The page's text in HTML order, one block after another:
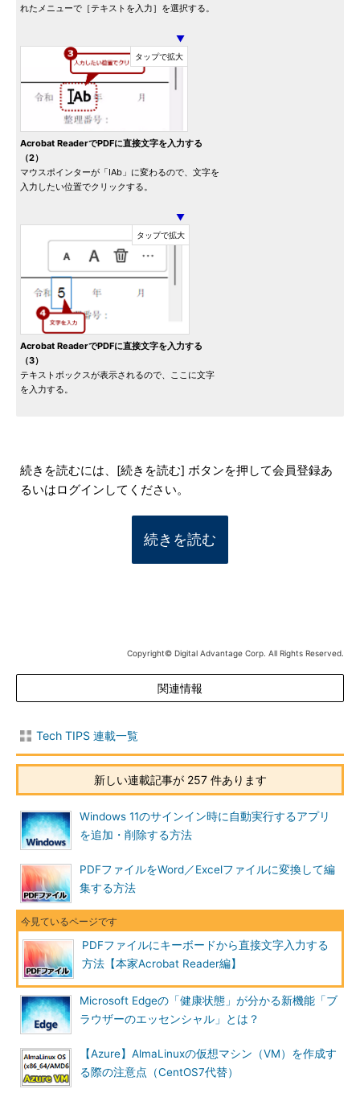
れたメニューで［テキストを入力］を選択する。
▼
Acrobat ReaderでPDFに直接文字を入力する
（2）
マウスポインターが「IAb」に変わるので、文字を
入力したい位置でクリックする。
▼
Acrobat ReaderでPDFに直接文字を入力する
（3）
テキストボックスが表示されるので、ここに文字
を入力する。
続きを読むには、[続きを読む] ボタンを押して会員登録あ
るいはログインしてください。
続きを読む
Copyright© Digital Advantage Corp. All Rights Reserved.
関連情報
Tech TIPS 連載一覧
新しい連載記事が 257 件あります
Windows 11のサインイン時に自動実行するアプリ
を追加・削除する方法
PDFファイルをWord／Excelファイルに変換して編
集する方法
PDFファイルにキーボードから直接文字入力する
方法【本家Acrobat Reader編】
Microsoft Edgeの「健康状態」が分かる新機能「ブ
ラウザーのエッセンシャル」とは？
【Azure】AlmaLinuxの仮想マシン（VM）を作成す
る際の注意点（CentOS7代替）